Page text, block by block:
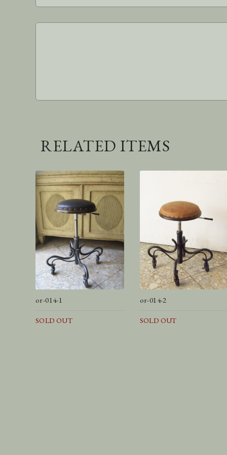
RELATED ITEMS
or-014-1
SOLD OUT
or-014-2
SOLD OUT